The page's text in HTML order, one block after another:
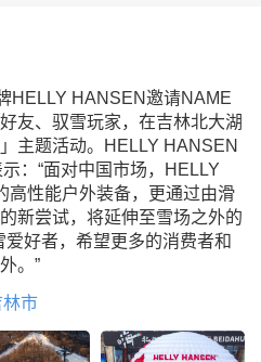
HELLY HANSEN邀请NAME
友、驭雪玩家，在吉林北大湖
主题活动。HELLY HANSEN
：“面对中国市场，HELLY
高性能户外装备，更通过由滑
新尝试，将延伸至雪场之外的
好者，希望更多的消费者和
。”
林市